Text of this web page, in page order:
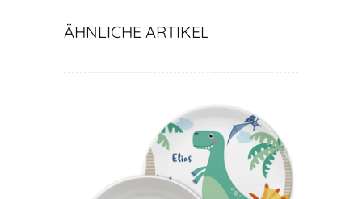
ÄHNLICHE ARTIKEL